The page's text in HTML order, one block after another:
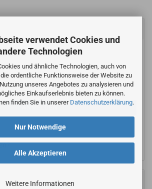
verwendet Cookies und
Technologien
und ähnliche Technologien, auch von
ordentliche Funktionsweise der Website zu
unseres Angebotes zu analysieren und
Einkaufserlebnis bieten zu können.
finden Sie in unserer Datenschutzerklärung.
Alle Akzeptieren
Nur Notwendige
Weitere Informationen